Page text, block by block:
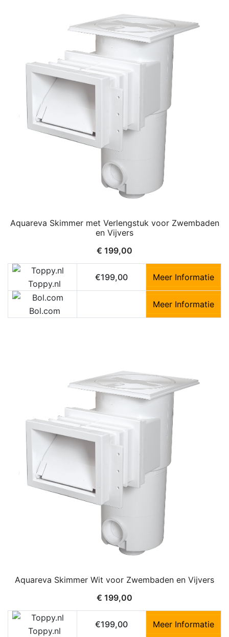
Aquareva Skimmer met Verlengstuk voor Zwembaden
en Vijvers
€ 199,00
Toppy.nl
€199,00 Meer Informatie
Bol.com
Meer Informatie
Aquareva Skimmer Wit voor Zwembaden en Vijvers
€ 199,00
Toppy.nl
€199,00 Meer Informatie